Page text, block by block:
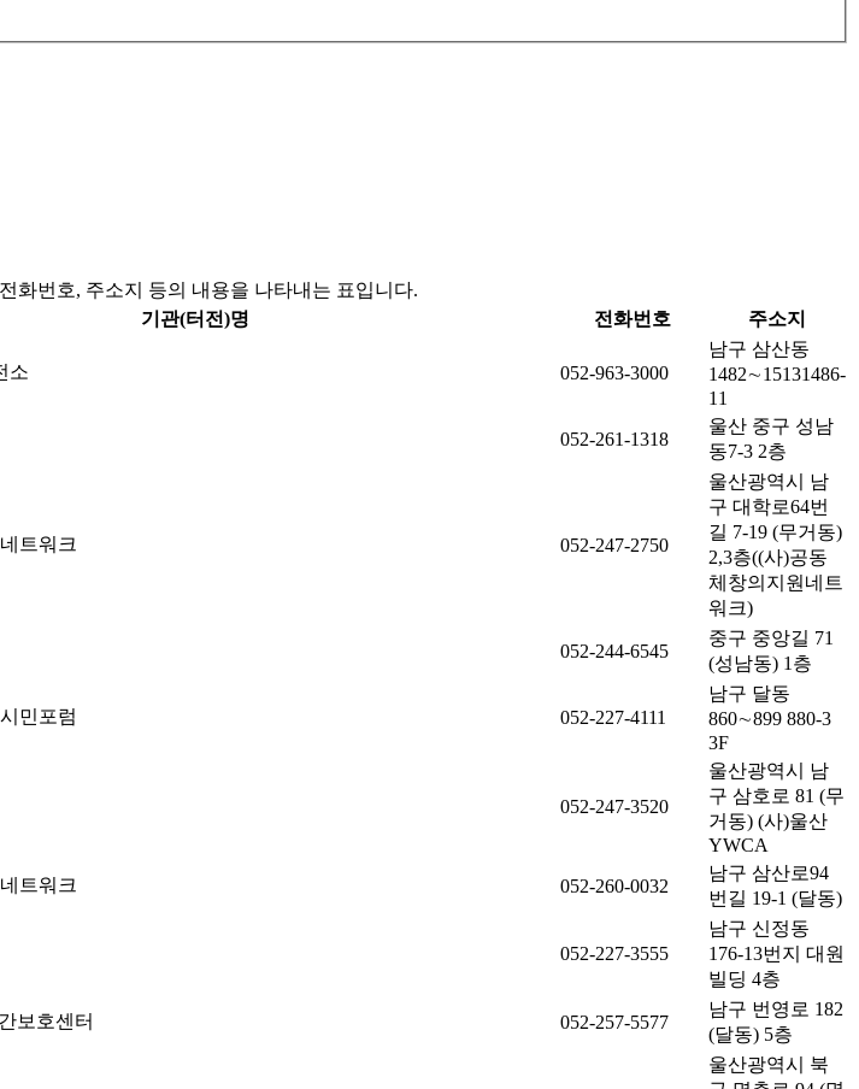
화번호, 주소지 등의 내용을 나타내는 표입니다.
기관(터전)명 전화번호 주소지
소 052-963-3000
남구 삼산동
1482∼15131486-
11
052-261-1318
울산 중구 성남
동7-3 2층
트워크 052-247-2750
울산광역시 남
구 대학로64번
길 7-19 (무거동)
2,3층((사)공동
체창의지원네트
워크)
052-244-6545
중구 중앙길 71
(성남동) 1층
민포럼 052-227-4111
남구 달동
860∼899 880-3
3F
052-247-3520
울산광역시 남
구 삼호로 81 (무
거동) (사)울산
YWCA
트워크 052-260-0032
남구 삼산로94
번길 19-1 (달동)
052-227-3555
남구 신정동
176-13번지 대원
빌딩 4층
보호센터 052-257-5577
남구 번영로 182
(달동) 5층
울산광역시 북